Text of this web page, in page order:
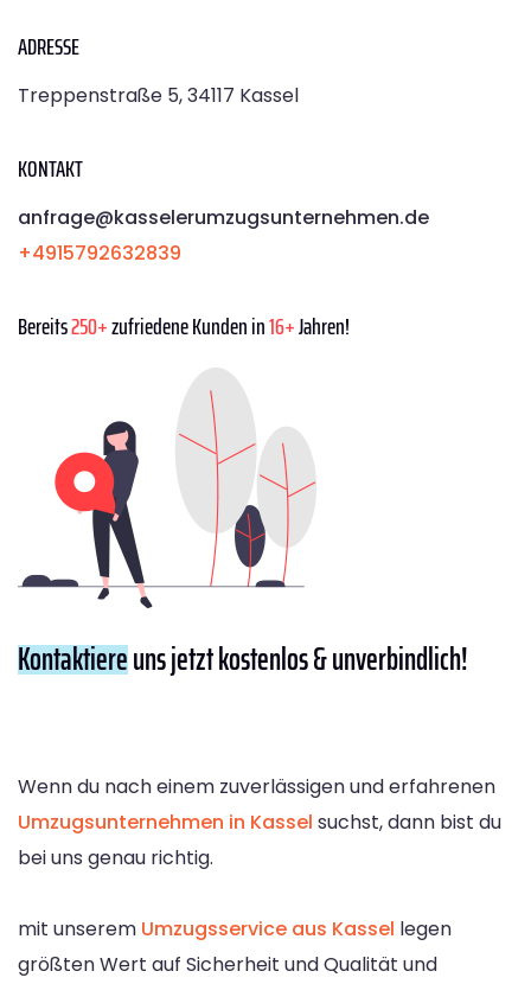
ADRESSE
Treppenstraße 5, 34117 Kassel
KONTAKT
anfrage@kasselerumzugsunternehmen.de
+4915792632839
Bereits250+zufriedene Kunden in16+Jahren!
Kontaktiereuns jetzt kostenlos & unverbindlich!
Wenn du nach einem zuverlässigen und erfahrenen
Umzugsunternehmen in Kassel suchst, dann bist du
bei uns genau richtig.
mit unserem Umzugsservice aus Kassel legen
größten Wert auf Sicherheit und Qualität und